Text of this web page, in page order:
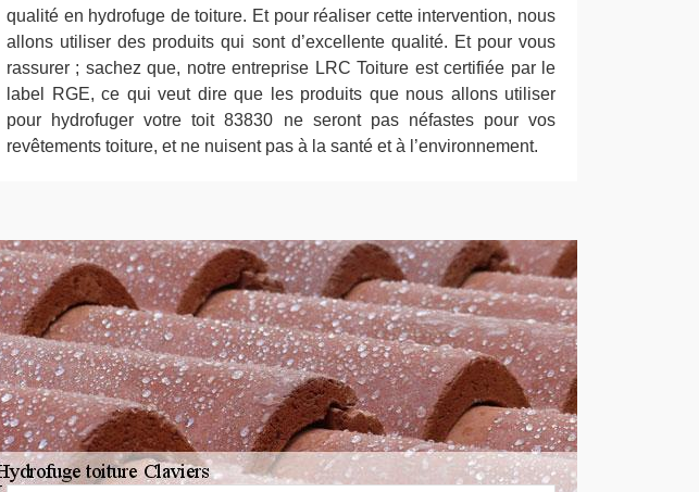
qualité en hydrofuge de toiture. Et pour réaliser cette intervention, nous
allons utiliser des produits qui sont d’excellente qualité. Et pour vous
rassurer ; sachez que, notre entreprise LRC Toiture est certifiée par le
label RGE, ce qui veut dire que les produits que nous allons utiliser
pour hydrofuger votre toit 83830 ne seront pas néfastes pour vos
revêtements toiture, et ne nuisent pas à la santé et à l’environnement.